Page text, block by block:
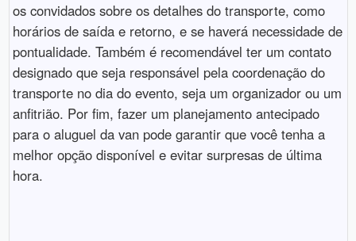
os convidados sobre os detalhes do transporte, como
horários de saída e retorno, e se haverá necessidade de
pontualidade. Também é recomendável ter um contato
designado que seja responsável pela coordenação do
transporte no dia do evento, seja um organizador ou um
anfitrião. Por fim, fazer um planejamento antecipado
para o aluguel da van pode garantir que você tenha a
melhor opção disponível e evitar surpresas de última
hora.